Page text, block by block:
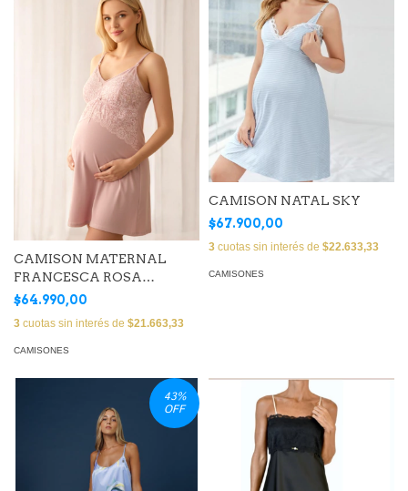
CAMISON MATERNAL
FRANCESCA ROSA
VINTAGE (ART MC 705)
$64.990,00
3 cuotas sin interés de $21.663,33
CAMISONES
CAMISON NATAL SKY
$67.900,00
3 cuotas sin interés de $22.633,33
CAMISONES
43%
OFF